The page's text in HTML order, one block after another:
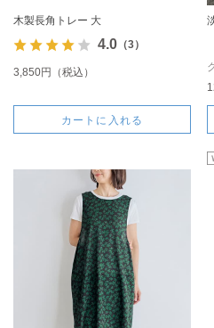
木製長角トレー 大
4.0（3）
3,850円（税込）
カートに入れる